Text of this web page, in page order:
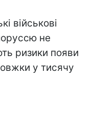
військові
не
ризики появи
у тисячу